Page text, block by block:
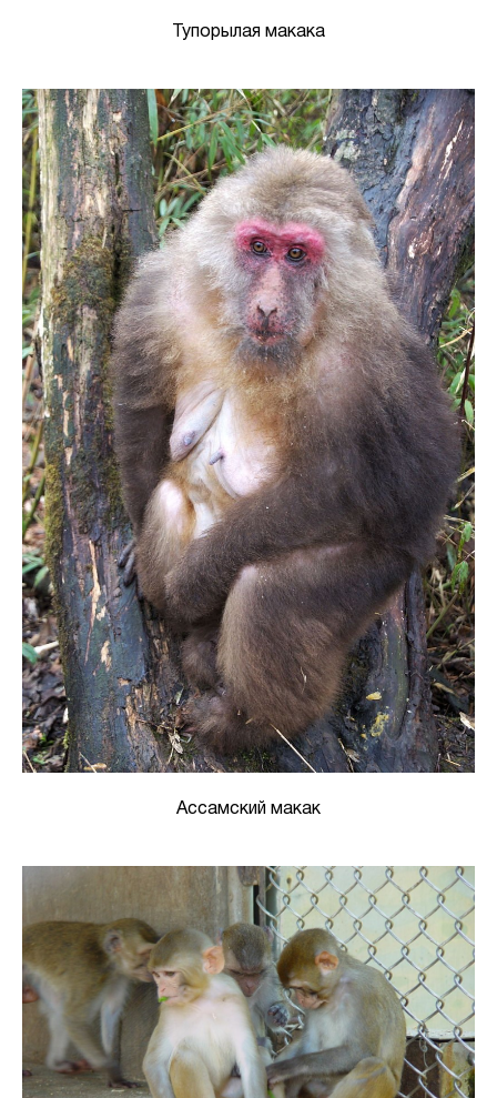
Тупорылая макака
Ассамский макак